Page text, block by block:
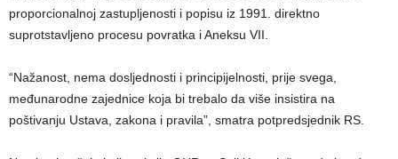
proporcionalnoj zastupljenosti i popisu iz 1991. direktno
suprotstavljeno procesu povratka i Aneksu VII.
“Nažanost, nema dosljednosti i principijelnosti, prije svega,
međunarodne zajednice koja bi trebalo da više insistira na
poštivanju Ustava, zakona i pravila”, smatra potpredsjednik RS.